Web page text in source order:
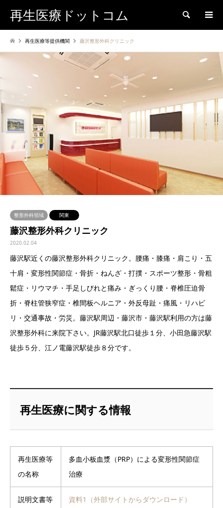
再生医療ドットコム 検索
再生医療等提供機関 藤沢整形外科クリニック
整形外科領域 関東
藤沢整形外科クリニック
2020.02.04
藤沢駅近くの藤沢整形外科クリニック。腰痛・膝痛・肩こり・五
十肩・変形性関節症・骨折・ねんざ・打撲・スポーツ整形・骨粗
鬆症・リウマチ・手足しびれと痛み・ぎっくり腰・脊椎圧迫骨
折・脊柱管狭窄症・椎間板ヘルニア・外反母趾・痛風・リハビ
リ・交通事故・労災。藤沢駅周辺・藤沢市・藤沢駅利用の方は藤
沢整形外科に来院下さい。JR藤沢駅北口徒歩１分、小田急藤沢駅
徒歩５分、江ノ電藤沢駅徒歩８分です。
再生医療に関する情報
再生医療等
の名称
多血小板血漿（PRP）による変形性関節症
治療
説明文書等
資料1（外部サイトからダウンロード）